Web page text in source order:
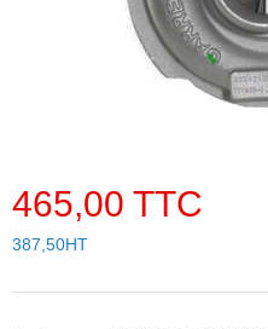
465,00 TTC
387,50HT